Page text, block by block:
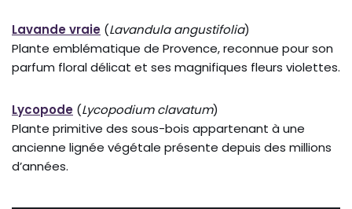
Lavande vraie (Lavandula angustifolia)
Plante emblématique de Provence, reconnue pour son
parfum floral délicat et ses magnifiques fleurs violettes.
Lycopode (Lycopodium clavatum)
Plante primitive des sous-bois appartenant à une
ancienne lignée végétale présente depuis des millions
d’années.